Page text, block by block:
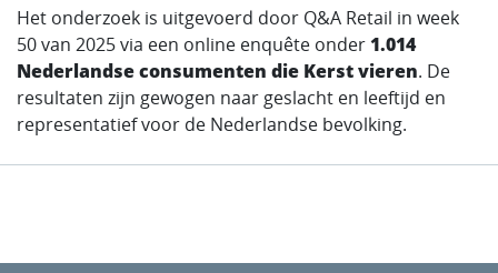
Het onderzoek is uitgevoerd door Q&A Retail in week
50 van 2025 via een online enquête onder1.014
Nederlandse consumenten die Kerst vieren. De
resultaten zijn gewogen naar geslacht en leeftijd en
representatief voor de Nederlandse bevolking.